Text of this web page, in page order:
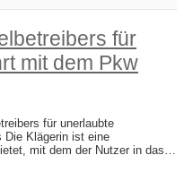
für
mit dem Pkw
für unerlaubte
Die Klägerin ist eine
mit dem der Nutzer in das…